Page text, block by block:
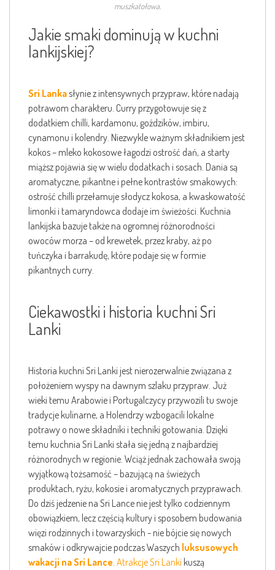
muszkatołowa.
Jakie smaki dominują w kuchni
lankijskiej?
Sri Lankasłynie z intensywnych przypraw, które nadają
potrawom charakteru. Curry przygotowuje się z
dodatkiem chilli, kardamonu, goździków, imbiru,
cynamonu i kolendry. Niezwykle ważnym składnikiem jest
kokos – mleko kokosowe łagodzi ostrość dań, a starty
miąższ pojawia się w wielu dodatkach i sosach. Dania są
aromatyczne, pikantne i pełne kontrastów smakowych:
ostrość chilli przełamuje słodycz kokosa, a kwaskowatość
limonki i tamaryndowca dodaje im świeżości. Kuchnia
lankijska bazuje także na ogromnej różnorodności
owoców morza – od krewetek, przez kraby, aż po
tuńczyka i barrakudę, które podaje się w formie
pikantnych curry.
Ciekawostki i historia kuchni Sri
Lanki
Historia kuchni Sri Lanki jest nierozerwalnie związana z
położeniem wyspy na dawnym szlaku przypraw. Już
wieki temu Arabowie i Portugalczycy przywozili tu swoje
tradycje kulinarne, a Holendrzy wzbogacili lokalne
potrawy o nowe składniki i techniki gotowania. Dzięki
temu kuchnia Sri Lanki stała się jedną z najbardziej
różnorodnych w regionie. Wciąż jednak zachowała swoją
wyjątkową tożsamość – bazującą na świeżych
produktach, ryżu, kokosie i aromatycznych przyprawach.
Do dziś jedzenie na Sri Lance nie jest tylko codziennym
obowiązkiem, lecz częścią kultury i sposobem budowania
więzi rodzinnych i towarzyskich - nie bójcie się nowych
smaków i odkrywajcie podczas Waszych luksusowych
wakacji na Sri Lance. Atrakcje Sri Lanki kuszą